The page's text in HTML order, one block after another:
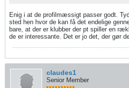
Enig i at de profilmæssigt passer godt.
sted hen hvor de kan få det endelige
bare, at der er klubber der pt spiller en
de er interessante. Det er jo det, der gør
claudes1
Senior Member